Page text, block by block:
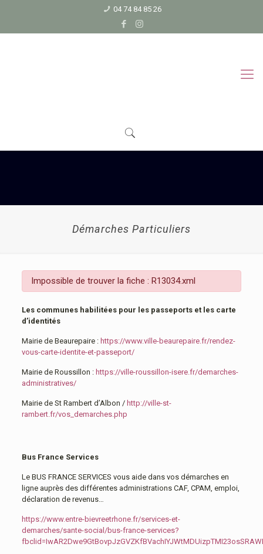
04 74 84 85 26
Démarches Particuliers
Impossible de trouver la fiche : R13034.xml
Les communes habilitées pour les passeports et les carte
d’identités
Mairie de Beaurepaire : https://www.ville-beaurepaire.fr/rendez-
vous-carte-identite-et-passeport/
Mairie de Roussillon : https://ville-roussillon-isere.fr/demarches-
administratives/
Mairie de St Rambert d’Albon / http://ville-st-
rambert.fr/vos_demarches.php
Bus France Services
Le BUS FRANCE SERVICES vous aide dans vos démarches en
ligne auprès des différentes administrations CAF, CPAM, emploi,
déclaration de revenus…
https://www.entre-bievreetrhone.fr/services-et-
demarches/sante-social/bus-france-services?